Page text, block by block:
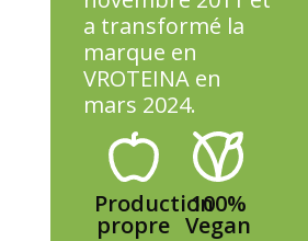
a transformé la
marque en
VROTEINA en
mars 2024.
Production
propre
100%
Vegan